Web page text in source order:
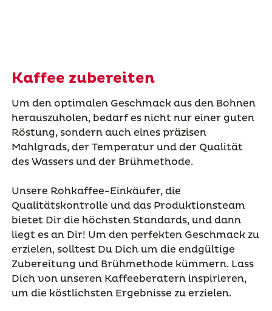
Kaffee zubereiten
Um den optimalen Geschmack aus den Bohnen
herauszuholen, bedarf es nicht nur einer guten
Röstung, sondern auch eines präzisen
Mahlgrads, der Temperatur und der Qualität
des Wassers und der Brühmethode.
Unsere Rohkaffee-Einkäufer, die
Qualitätskontrolle und das Produktionsteam
bietet Dir die höchsten Standards, und dann
liegt es an Dir! Um den perfekten Geschmack zu
erzielen, solltest Du Dich um die endgültige
Zubereitung und Brühmethode kümmern. Lass
Dich von unseren Kaffeeberatern inspirieren,
um die köstlichsten Ergebnisse zu erzielen.